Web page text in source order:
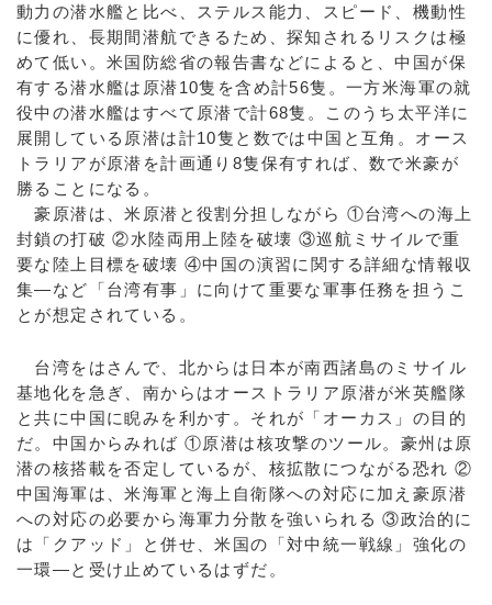
動力の潜水艦と比べ、ステルス能力、スピード、機動性
に優れ、長期間潜航できるため、探知されるリスクは極
めて低い。米国防総省の報告書などによると、中国が保
有する潜水艦は原潜10隻を含め計56隻。一方米海軍の就
役中の潜水艦はすべて原潜で計68隻。このうち太平洋に
展開している原潜は計10隻と数では中国と互角。オース
トラリアが原潜を計画通り8隻保有すれば、数で米豪が
勝ることになる。
豪原潜は、米原潜と役割分担しながら ①台湾への海上
封鎖の打破 ②水陸両用上陸を破壊 ③巡航ミサイルで重
要な陸上目標を破壊 ④中国の演習に関する詳細な情報収
集―など「台湾有事」に向けて重要な軍事任務を担うこ
とが想定されている。
台湾をはさんで、北からは日本が南西諸島のミサイル
基地化を急ぎ、南からはオーストラリア原潜が米英艦隊
と共に中国に睨みを利かす。それが「オーカス」の目的
だ。中国からみれば ①原潜は核攻撃のツール。豪州は原
潜の核搭載を否定しているが、核拡散につながる恐れ ②
中国海軍は、米海軍と海上自衛隊への対応に加え豪原潜
への対応の必要から海軍力分散を強いられる ③政治的に
は「クアッド」と併せ、米国の「対中統一戦線」強化の
一環―と受け止めているはずだ。